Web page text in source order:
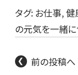
タグ: お仕事,健
の元気を一緒に
前の投稿へ